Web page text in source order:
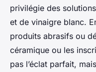
privilégie des
et de vinaigre blanc.
produits abrasifs ou
céramique ou les
pas l’éclat parfait,